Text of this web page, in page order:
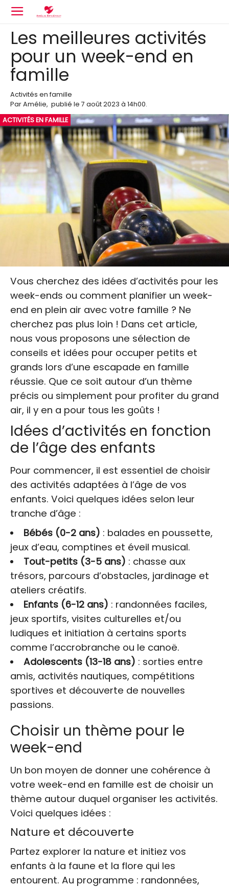
Les meilleures activités
pour un week-end en
famille
Activités en famille
ParAmélie, publié le 7 août 2023 à 14h00.
ACTIVITÉS EN FAMILLE
Vous cherchez des idées d’activités pour les
week-ends ou comment planifier un week-
end en plein air avec votre famille ? Ne
cherchez pas plus loin ! Dans cet article,
nous vous proposons une sélection de
conseils et idées pour occuper petits et
grands lors d’une escapade en famille
réussie. Que ce soit autour d’un thème
précis ou simplement pour profiter du grand
air, il y en a pour tous les goûts !
Idées d’activités en fonction
de l’âge des enfants
Pour commencer, il est essentiel de choisir
des activités adaptées à l’âge de vos
enfants. Voici quelques idées selon leur
tranche d’âge :
Bébés (0-2 ans) : balades en poussette,
jeux d’eau, comptines et éveil musical.
Tout-petits (3-5 ans) : chasse aux
trésors, parcours d’obstacles, jardinage et
ateliers créatifs.
Enfants (6-12 ans) : randonnées faciles,
jeux sportifs, visites culturelles et/ou
ludiques et initiation à certains sports
comme l’accrobranche ou le canoë.
Adolescents (13-18 ans) : sorties entre
amis, activités nautiques, compétitions
sportives et découverte de nouvelles
passions.
Choisir un thème pour le
week-end
Un bon moyen de donner une cohérence à
votre week-end en famille est de choisir un
thème autour duquel organiser les activités.
Voici quelques idées :
Nature et découverte
Partez explorer la nature et initiez vos
enfants à la faune et la flore qui les
entourent. Au programme : randonnées,